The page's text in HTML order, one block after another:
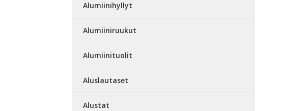
Alumiinihyllyt
Alumiiniruukut
Alumiinituolit
Aluslautaset
Alustat